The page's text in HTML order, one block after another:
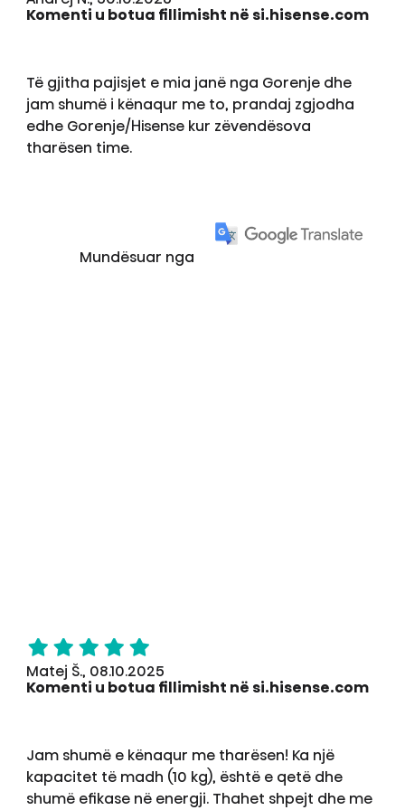
Komenti u botua fillimisht në si.hisense.com
Të gjitha pajisjet e mia janë nga Gorenje dhe
jam shumë i kënaqur me to, prandaj zgjodha
edhe Gorenje/Hisense kur zëvendësova
tharësen time.
Mundësuar nga
Matej Š., 08.10.2025
Komenti u botua fillimisht në si.hisense.com
Jam shumë e kënaqur me tharësen! Ka një
kapacitet të madh (10 kg), është e qetë dhe
shumë efikase në energji. Thahet shpejt dhe me